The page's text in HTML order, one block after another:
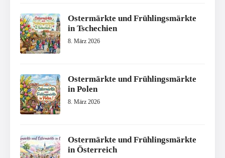
Ostermärkte und Frühlingsmärkte
in Tschechien
8. März 2026
Ostermärkte und Frühlingsmärkte
in Polen
8. März 2026
Ostermärkte und Frühlingsmärkte
in Österreich